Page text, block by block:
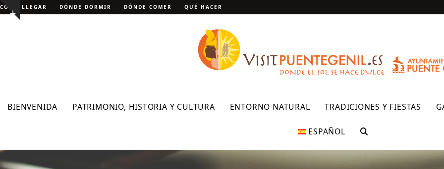
Skip
to Show
CÓMO LLEGAR DÓNDE DORMIR DÓNDE COMER QUÉ HACER
BIENVENIDA PATRIMONIO, HISTORIA Y CULTURA ENTORNO NATURAL TRADICIONES Y FIESTAS
ESPAÑOL